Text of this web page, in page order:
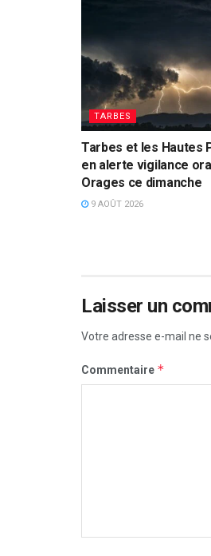
TARBES
Tarbes et les Hautes
en alerte vigilance
Orages ce dimanche
9 AOÛT 2026
Laisser un
Votre adresse e-mail ne
Commentaire *